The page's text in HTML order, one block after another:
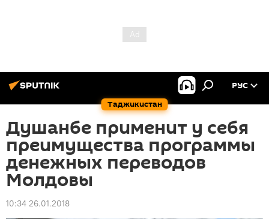
Таджикистан
РУС
Душанбе применит у себя
преимущества программы
денежных переводов
Молдовы
10:34 26.01.2018